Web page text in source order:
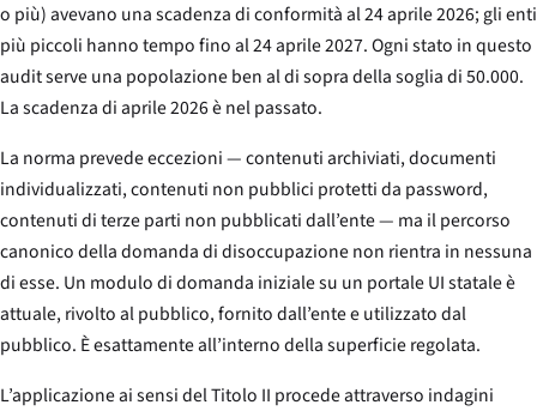
o più) avevano una scadenza di conformità al 24 aprile 2026; gli enti
più piccoli hanno tempo fino al 24 aprile 2027. Ogni stato in questo
audit serve una popolazione ben al di sopra della soglia di 50.000.
La scadenza di aprile 2026 è nel passato.
La norma prevede eccezioni — contenuti archiviati, documenti
individualizzati, contenuti non pubblici protetti da password,
contenuti di terze parti non pubblicati dall’ente — ma il percorso
canonico della domanda di disoccupazione non rientra in nessuna
di esse. Un modulo di domanda iniziale su un portale UI statale è
attuale, rivolto al pubblico, fornito dall’ente e utilizzato dal
pubblico. È esattamente all’interno della superficie regolata.
L’applicazione ai sensi del Titolo II procede attraverso indagini